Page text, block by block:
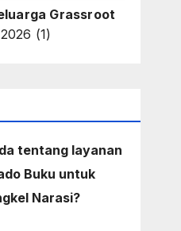
Grassroot
(1)
tentang layanan
Buku untuk
Narasi?